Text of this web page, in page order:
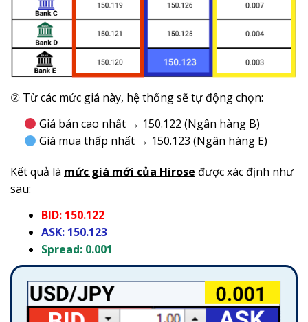
② Từ các mức giá này, hệ thống sẽ tự động chọn:
Giá bán cao nhất → 150.122 (Ngân hàng B)
Giá mua thấp nhất → 150.123 (Ngân hàng E)
Kết quả là mức giá mới của Hirose được xác định như
sau:
BID: 150.122
ASK: 150.123
Spread: 0.001